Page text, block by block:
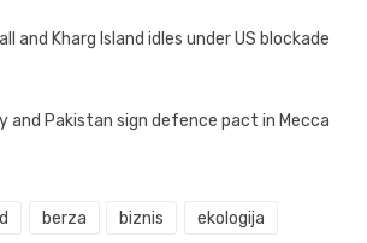
and Kharg Island idles under US blockade
and Pakistan sign defence pact in Mecca
berza biznis ekologija